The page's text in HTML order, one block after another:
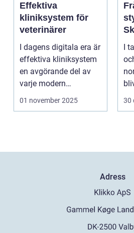
Effektiva
kliniksystem för
veterinärer
I dagens digitala era är
effektiva kliniksystem
en avgörande del av
varje modern
veterin&a...
01 november 2025
I
30
Adress